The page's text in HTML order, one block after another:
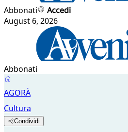
Abbonati
Accedi
August 6, 2026
Abbonati
AGORÀ
Cultura
Condividi